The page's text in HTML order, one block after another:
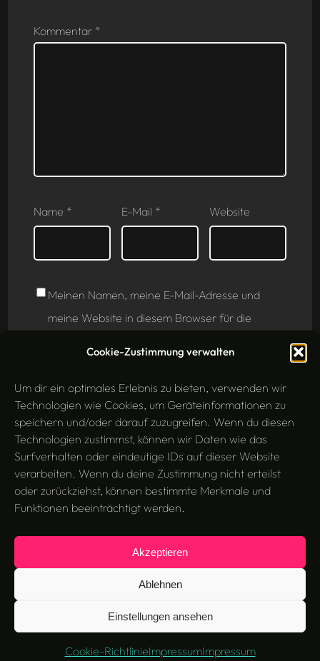
Cookie-Zustimmung verwalten
Um dir ein optimales Erlebnis zu bieten, verwenden wir
Technologien wie Cookies, um Geräteinformationen zu
speichern und/oder darauf zuzugreifen. Wenn du diesen
Technologien zustimmst, können wir Daten wie das
Surfverhalten oder eindeutige IDs auf dieser Website
verarbeiten. Wenn du deine Zustimmung nicht erteilst
oder zurückziehst, können bestimmte Merkmale und
Funktionen beeinträchtigt werden.
Akzeptieren
Ablehnen
Einstellungen ansehen
Cookie-RichtlinieImpressumImpressum
Kommentar *
Name * E-Mail * Website
Meinen Namen, meine E-Mail-Adresse und
meine Website in diesem Browser für die
Suchen
Instagram Mastodon